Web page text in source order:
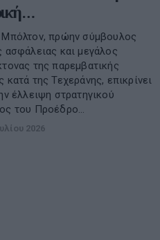
πρώην σύμβουλος
ασφάλειας και μεγάλος
της παρεμβατικής
κατά της Τεχεράνης, επικρίνει
έλλειψη στρατηγικού
του Προέδρο...
2026